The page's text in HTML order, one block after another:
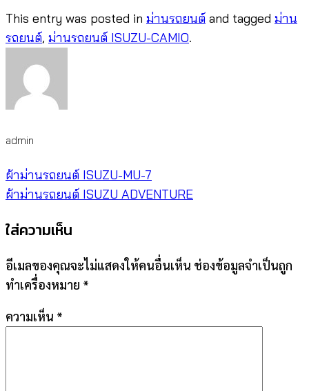
This entry was posted in ม่านรถยนต์ and tagged ม่าน
รถยนต์, ม่านรถยนต์ ISUZU-CAMIO.
admin
ผ้าม่านรถยนต์ ISUZU-MU-7
ผ้าม่านรถยนต์ ISUZU ADVENTURE
ใส่ความเห็น
อีเมลของคุณจะไม่แสดงให้คนอื่นเห็น ช่องข้อมูลจำเป็นถูก
ทำเครื่องหมาย *
ความเห็น *